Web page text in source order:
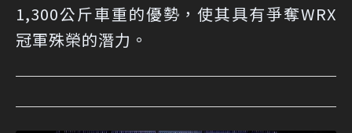
1,300公斤車重的優勢，使其具有爭奪WRX
冠軍殊榮的潛力。